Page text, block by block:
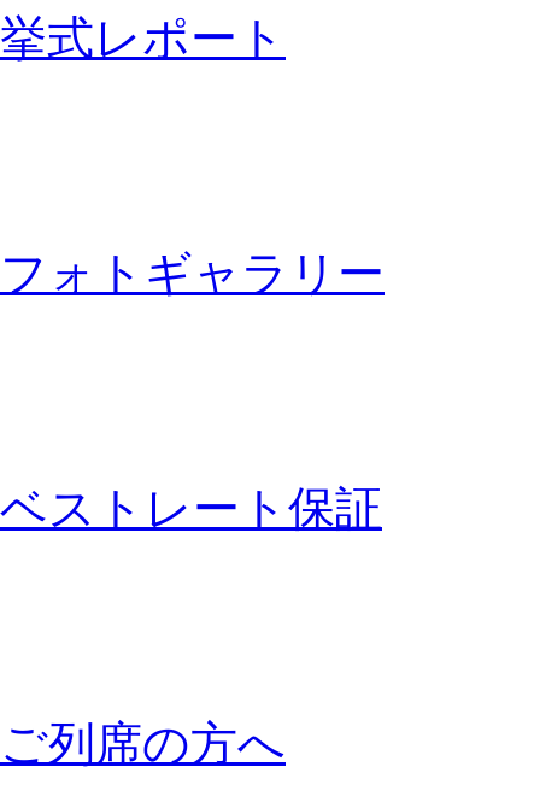
挙式レポート
フォトギャラリー
ベストレート保証
ご列席の方へ